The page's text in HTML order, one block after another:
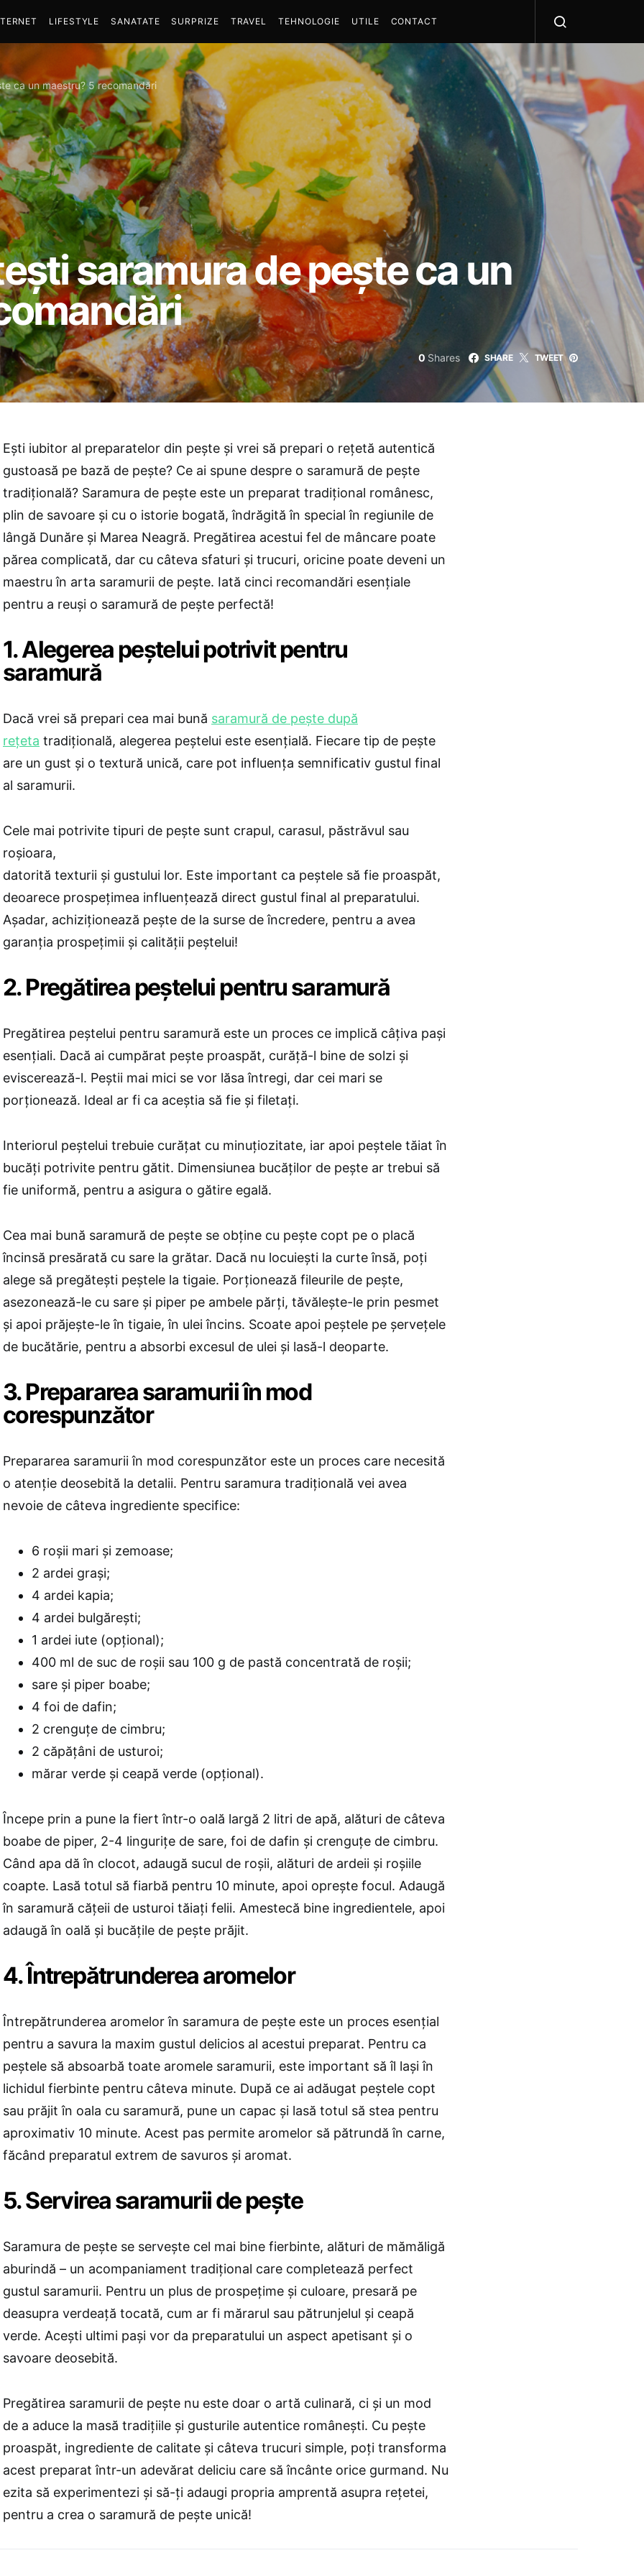
LIFESTYLE SANATATE SURPRIZE TRAVEL TEHNOLOGIE UTILE CONTACT
ca un maestru? 5 recomandări
saramura de pește ca un
0 Shares SHARE TWEET
Ești iubitor al preparatelor din pește și vrei să prepari o rețetă autentică
gustoasă pe bază de pește? Ce ai spune despre o saramură de pește
tradițională? Saramura de pește este un preparat tradițional românesc,
plin de savoare și cu o istorie bogată, îndrăgită în special în regiunile de
lângă Dunăre și Marea Neagră. Pregătirea acestui fel de mâncare poate
părea complicată, dar cu câteva sfaturi și trucuri, oricine poate deveni un
maestru în arta saramurii de pește. Iată cinci recomandări esențiale
pentru a reuși o saramură de pește perfectă!
1. Alegerea peștelui potrivit pentru
saramură
Dacă vrei să prepari cea mai bună saramură de pește după
rețeta tradițională, alegerea peștelui este esențială. Fiecare tip de pește
are un gust și o textură unică, care pot influența semnificativ gustul final
al saramurii.
Cele mai potrivite tipuri de pește sunt crapul, carasul, păstrăvul sau
roșioara,
datorită texturii și gustului lor. Este important ca peștele să fie proaspăt,
deoarece prospețimea influențează direct gustul final al preparatului.
Așadar, achiziționează pește de la surse de încredere, pentru a avea
garanția prospețimii și calității peștelui!
2. Pregătirea peștelui pentru saramură
Pregătirea peștelui pentru saramură este un proces ce implică câțiva pași
esențiali. Dacă ai cumpărat pește proaspăt, curăță-l bine de solzi și
eviscerează-l. Peștii mai mici se vor lăsa întregi, dar cei mari se
porționează. Ideal ar fi ca aceștia să fie și filetați.
Interiorul peștelui trebuie curățat cu minuțiozitate, iar apoi peștele tăiat în
bucăți potrivite pentru gătit. Dimensiunea bucăților de pește ar trebui să
fie uniformă, pentru a asigura o gătire egală.
Cea mai bună saramură de pește se obține cu pește copt pe o placă
încinsă presărată cu sare la grătar. Dacă nu locuiești la curte însă, poți
alege să pregătești peștele la tigaie. Porționează fileurile de pește,
asezonează-le cu sare și piper pe ambele părți, tăvălește-le prin pesmet
și apoi prăjește-le în tigaie, în ulei încins. Scoate apoi peștele pe șervețele
de bucătărie, pentru a absorbi excesul de ulei și lasă-l deoparte.
3. Prepararea saramurii în mod
corespunzător
Prepararea saramurii în mod corespunzător este un proces care necesită
o atenție deosebită la detalii. Pentru saramura tradițională vei avea
nevoie de câteva ingrediente specifice:
6 roșii mari și zemoase;
2 ardei grași;
4 ardei kapia;
4 ardei bulgărești;
1 ardei iute (opțional);
400 ml de suc de roșii sau 100 g de pastă concentrată de roșii;
sare și piper boabe;
4 foi de dafin;
2 crenguțe de cimbru;
2 căpățâni de usturoi;
mărar verde și ceapă verde (opțional).
Începe prin a pune la fiert într-o oală largă 2 litri de apă, alături de câteva
boabe de piper, 2-4 lingurițe de sare, foi de dafin și crenguțe de cimbru.
Când apa dă în clocot, adaugă sucul de roșii, alături de ardeii și roșiile
coapte. Lasă totul să fiarbă pentru 10 minute, apoi oprește focul. Adaugă
în saramură cățeii de usturoi tăiați felii. Amestecă bine ingredientele, apoi
adaugă în oală și bucățile de pește prăjit.
4. Întrepătrunderea aromelor
Întrepătrunderea aromelor în saramura de pește este un proces esențial
pentru a savura la maxim gustul delicios al acestui preparat. Pentru ca
peștele să absoarbă toate aromele saramurii, este important să îl lași în
lichidul fierbinte pentru câteva minute. După ce ai adăugat peștele copt
sau prăjit în oala cu saramură, pune un capac și lasă totul să stea pentru
aproximativ 10 minute. Acest pas permite aromelor să pătrundă în carne,
făcând preparatul extrem de savuros și aromat.
5. Servirea saramurii de pește
Saramura de pește se servește cel mai bine fierbinte, alături de mămăligă
aburindă – un acompaniament tradițional care completează perfect
gustul saramurii. Pentru un plus de prospețime și culoare, presară pe
deasupra verdeață tocată, cum ar fi mărarul sau pătrunjelul și ceapă
verde. Acești ultimi pași vor da preparatului un aspect apetisant și o
savoare deosebită.
Pregătirea saramurii de pește nu este doar o artă culinară, ci și un mod
de a aduce la masă tradițiile și gusturile autentice românești. Cu pește
proaspăt, ingrediente de calitate și câteva trucuri simple, poți transforma
acest preparat într-un adevărat deliciu care să încânte orice gurmand. Nu
ezita să experimentezi și să-ți adaugi propria amprentă asupra rețetei,
pentru a crea o saramură de pește unică!